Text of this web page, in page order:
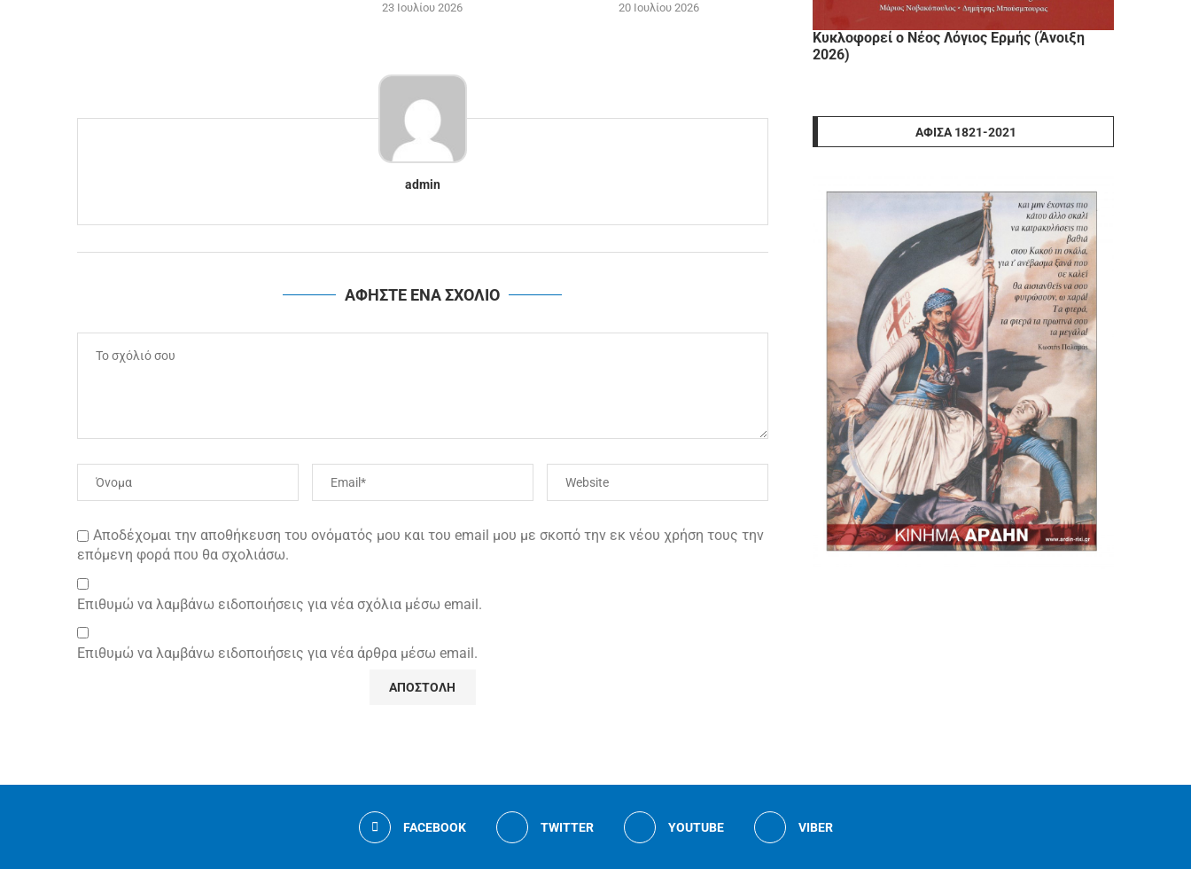
23 Ιουλίου 2026 20 Ιουλίου 2026
admin
ΑΦΗΣΤΕ ΕΝΑ ΣΧΟΛΙΟ
Αποδέχομαι την αποθήκευση του ονόματός μου και του email μου με σκοπό την εκ νέου χρήση τους την
επόμενη φορά που θα σχολιάσω.
Επιθυμώ να λαμβάνω ειδοποιήσεις για νέα σχόλια μέσω email.
Επιθυμώ να λαμβάνω ειδοποιήσεις για νέα άρθρα μέσω email.
Κυκλοφορεί ο Νέος Λόγιος Ερμής (Άνοιξη
2026)
ΑΦΊΣΑ 1821-2021
FACEBOOK TWITTER YOUTUBE VIBER